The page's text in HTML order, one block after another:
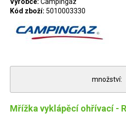
Kód zboží: 5010003330
množství:
Mřížka vyklápěcí ohřívací -